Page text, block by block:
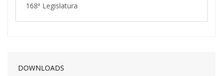
168ª Legislatura
DOWNLOADS